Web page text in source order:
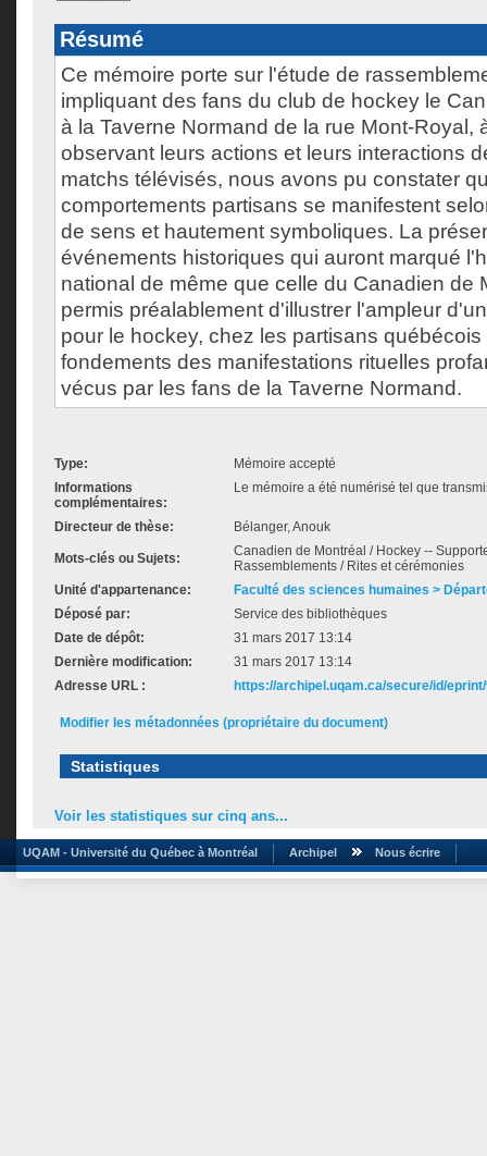
Résumé
Ce mémoire porte sur l'étude de
impliquant des fans du club de hockey le
à la Taverne Normand de la rue Mont-Royal,
observant leurs actions et leurs interactions
matchs télévisés, nous avons pu constater
comportements partisans se manifestent
de sens et hautement symboliques. La
événements historiques qui auront marqué
national de même que celle du Canadien de
permis préalablement d'illustrer l'ampleur
pour le hockey, chez les partisans
fondements des manifestations rituelles
vécus par les fans de la Taverne Normand.
Type:
Mémoire accepté
Informations
complémentaires:
Le mémoire a été numérisé tel que
Directeur de thèse: Bélanger, Anouk
Mots-clés ou Sujets:
Canadien de Montréal / Hockey --
Rassemblements / Rites et cérémonies
Unité d'appartenance:
Faculté des sciences humaines >
Déposé par:
Service des bibliothèques
Date de dépôt:
31 mars 2017 13:14
Dernière modification:
31 mars 2017 13:14
Adresse URL :
https://archipel.uqam.ca/secure/id/
Modifier les métadonnées (propriétaire du document)
Statistiques
Voir les statistiques sur cinq ans...
UQAM - Université du Québec à Montréal Archipel Nous écrire